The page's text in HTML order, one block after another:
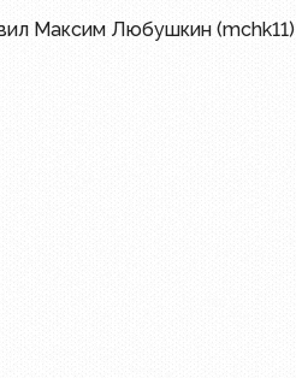
Максим Любушкин (mchk11)